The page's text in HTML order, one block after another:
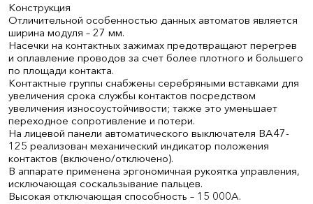
Конструкция
Отличительной особенностью данных автоматов является
ширина модуля – 27 мм.
Насечки на контактных зажимах предотвращают перегрев
и оплавление проводов за счет более плотного и большего
по площади контакта.
Контактные группы снабжены серебряными вставками для
увеличения срока службы контактов посредством
увеличения износоустойчивости; также это уменьшает
переходное сопротивление и потери.
На лицевой панели автоматического выключателя ВА47-
125 реализован механический индикатор положения
контактов (включено/отключено).
В аппарате применена эргономичная рукоятка управления,
исключающая соскальзывание пальцев.
Высокая отключающая способность – 15 000А.